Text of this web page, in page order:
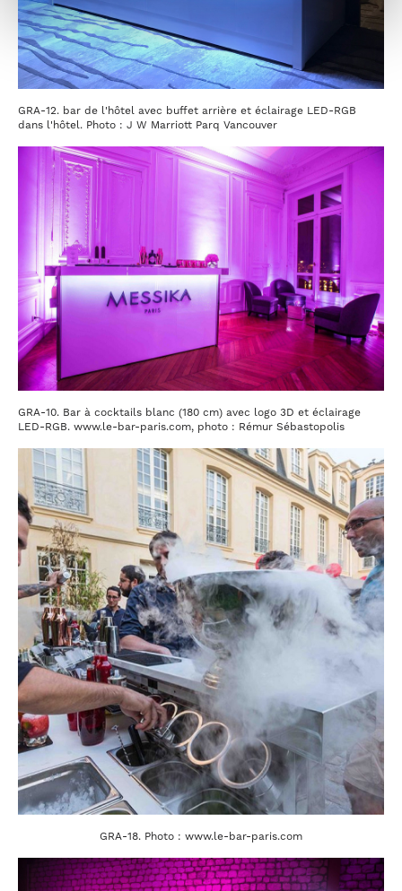
GRA-12. bar de l'hôtel avec buffet arrière et éclairage LED-RGB
dans l'hôtel. Photo : J W Marriott Parq Vancouver
GRA-10. Bar à cocktails blanc (180 cm) avec logo 3D et éclairage
LED-RGB. www.le-bar-paris.com, photo : Rémur Sébastopolis
GRA-18. Photo : www.le-bar-paris.com